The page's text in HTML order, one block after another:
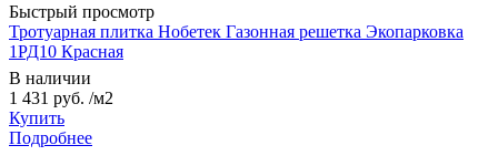
Быстрый просмотр
Тротуарная плитка Нобетек Газонная решетка Экопарковка
1РД10 Красная
В наличии
1 431 руб. /м2
Купить
Подробнее